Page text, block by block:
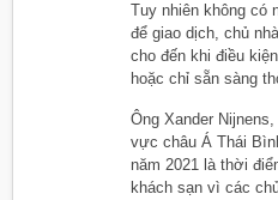
Tuy nhiên không có
để giao dịch, chủ
cho đến khi điều kiện
hoặc chỉ sẵn sàng
Ông Xander
vực châu Á Thái
năm 2021 là thời
khách sạn vì các